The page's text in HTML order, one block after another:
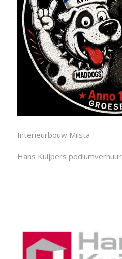
Interieurbouw Milsta
Hans Kuijpers podiumverhuur